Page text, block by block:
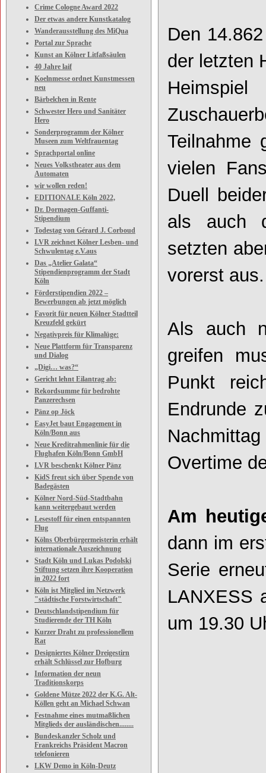
Crime Cologne Award 2022
Der etwas andere Kunstkatalog
Wanderausstellung des MiQua
Portal zur Sprache
Kunst an Kölner Litfaßsäulen
40 Jahre laif
Koelnmesse ordnet Kunstmessen
neu
Bärbelchen in Rente
Schwester Hero und Sanitäter
Hero
Sonderprogramm der Kölner
Museen zum Weltfrauentag
Sprachportal online
Neues Volkstheater aus dem
Automaten
wir wollen reden!
EDITIONALE Köln 2022,
Dr. Dormagen-Guffanti-
Stipendium
Todestag von Gérard J. Corboud
LVR zeichnet Kölner Lesben- und
Schwulentag e.V.aus
Das „Atelier Galata“
Stipendienprogramm der Stadt
Köln
Förderstipendien 2022 –
Bewerbungen ab jetzt möglich
Favorit für neuen Kölner Stadtteil
Kreuzfeld gekürt
Negativpreis für Klimalüge:
Neue Plattform für Transparenz
und Dialog
„Digi… was?“
Gericht lehnt Eilantrag ab:
Rekordsumme für bedrohte
Panzerechsen
Pänz op Jöck
EasyJet baut Engagement in
Köln/Bonn aus
Neue Kreditrahmenlinie für die
Flughafen Köln/Bonn GmbH
LVR beschenkt Kölner Pänz
KidS freut sich über Spende von
Badegästen
Kölner Nord-Süd-Stadtbahn
kann weitergebaut werden
Lesestoff für einen entspannten
Flug
Kölns Oberbürgermeisterin erhält
internationale Auszeichnung
Stadt Köln und Lukas Podolski
Stiftung setzen ihre Kooperation
in 2022 fort
Köln ist Mitglied im Netzwerk
"städtische Forstwirtschaft"
Deutschlandstipendium für
Studierende der TH Köln
Kurzer Draht zu professionellem
Rat
Designiertes Kölner Dreigestirn
erhält Schlüssel zur Hofburg
Information der neun
Traditionskorps
Goldene Mütze 2022 der K.G. Alt-
Köllen geht an Michael Schwan
Festnahme eines mutmaßlichen
Mitglieds der ausländischen........
Bundeskanzler Scholz und
Frankreichs Präsident Macron
telefonieren
LKW Demo in Köln-Deutz
Den
der letzten
Teilnahme
vielen
Duell
als auch
setzten
vorerst aus.
Als auch
greifen
Punkt
Endrunde
Overtime
Am
dann im
Serie
LANXESS
um 19.30